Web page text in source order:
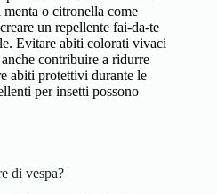
o citronella come
un repellente fai-da-te
Evitare abiti colorati vivaci
contribuire a ridurre
abiti protettivi durante le
per insetti possono
di vespa?